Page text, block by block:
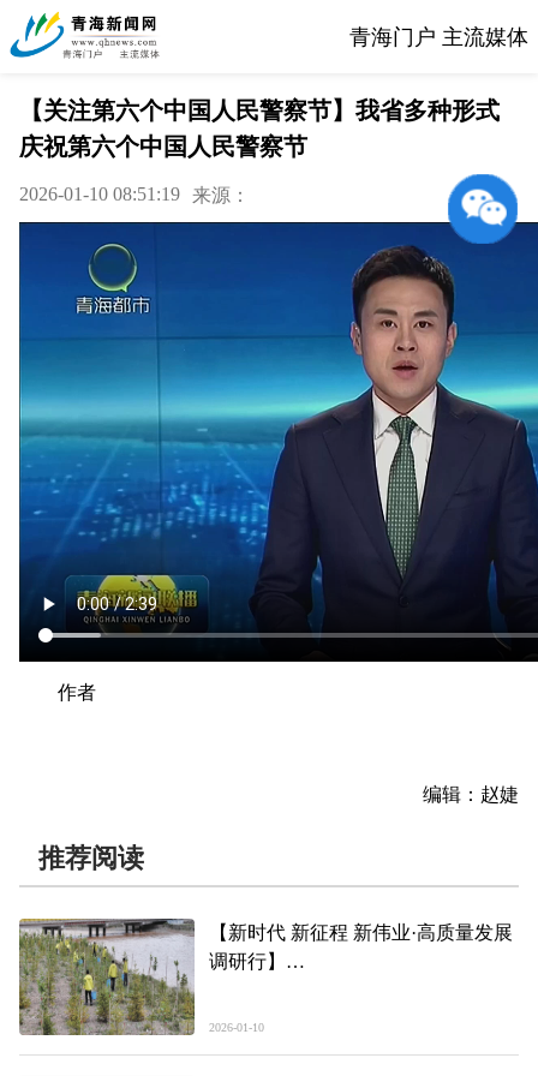
青海门户 主流媒体
【关注第六个中国人民警察节】我省多种形式
庆祝第六个中国人民警察节
2026-01-10 08:51:19 来源：
作者
编辑：赵婕
推荐阅读
【新时代 新征程 新伟业·高质量发展
调研行】
多篇
2026-01-10